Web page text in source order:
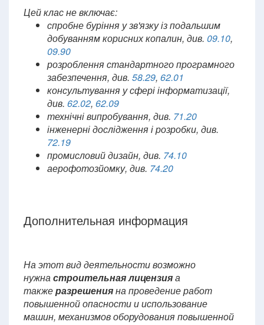
Цей клас не включає:
спробне буріння у зв'язку із подальшим
добуванням корисних копалин, див. 09.10,
09.90
розроблення стандартного програмного
забезпечення, див. 58.29, 62.01
консультування у сфері інформатизації,
див. 62.02, 62.09
технічні випробування, див. 71.20
інженерні дослідження і розробки, див.
72.19
промисловий дизайн, див. 74.10
аерофотозйомку, див. 74.20
Дополнительная информация
На этот вид деятельности возможно
нужнастроительная лицензияа
такжеразрешенияна проведение работ
повышенной опасности и использование
машин, механизмов оборудования повышенной